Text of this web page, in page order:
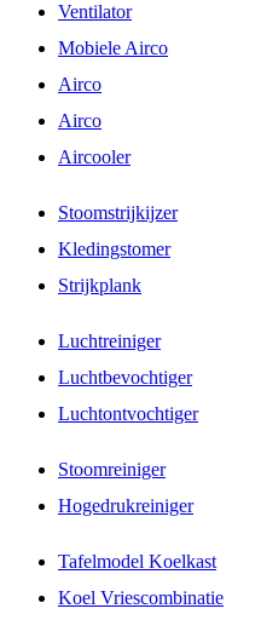
Ventilator
Mobiele Airco
Airco
Airco
Aircooler
Stoomstrijkijzer
Kledingstomer
Strijkplank
Luchtreiniger
Luchtbevochtiger
Luchtontvochtiger
Stoomreiniger
Hogedrukreiniger
Tafelmodel Koelkast
Koel Vriescombinatie